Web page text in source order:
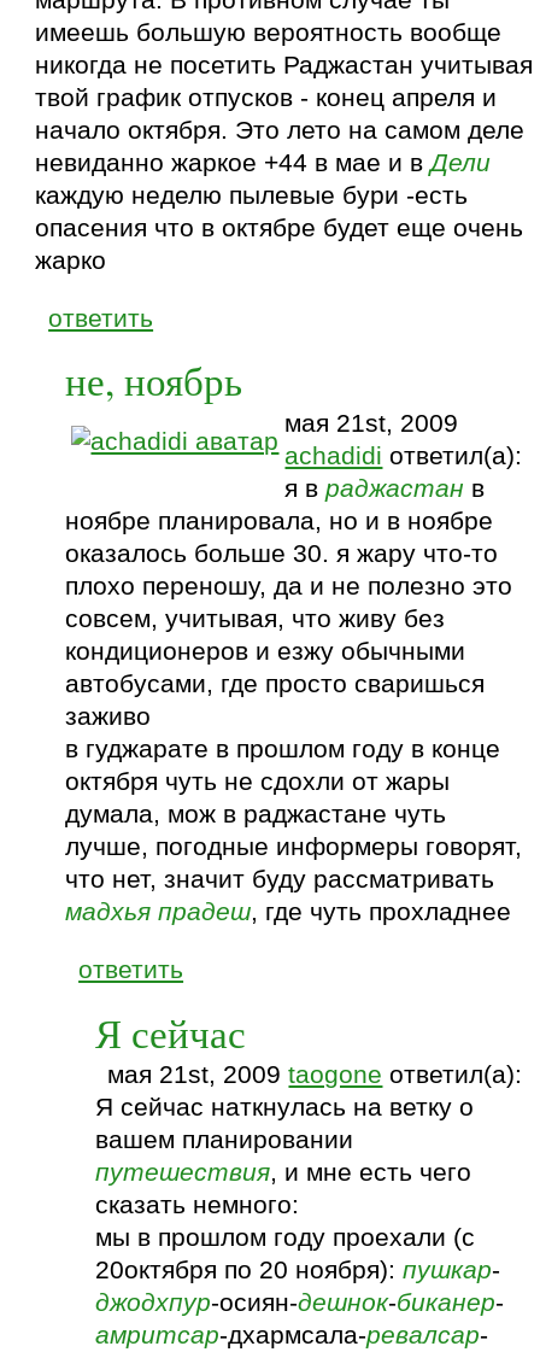
имеешь большую вероятность вообще
никогда не посетить Раджастан учитывая
твой график отпусков - конец апреля и
начало октября. Это лето на самом деле
невиданно жаркое +44 в мае и вДели
каждую неделю пылевые бури -есть
опасения что в октябре будет еще очень
жарко
ответить
не, ноябрь
мая 21st, 2009
achadidi ответил(а):
я враджастан в
ноябре планировала, но и в ноябре
оказалось больше 30. я жару что-то
плохо переношу, да и не полезно это
совсем, учитывая, что живу без
кондиционеров и езжу обычными
автобусами, где просто сваришься
заживо
в гуджарате в прошлом году в конце
октября чуть не сдохли от жары
думала, мож в раджастане чуть
лучше, погодные информеры говорят,
что нет, значит буду рассматривать
мадхья прадеш, где чуть прохладнее
ответить
Я сейчас
мая 21st, 2009taogone ответил(а):
Я сейчас наткнулась на ветку о
вашем планировании
путешествия, и мне есть чего
сказать немного:
мы в прошлом году проехали (с
20октября по 20 ноября):пушкар-
джодхпур-осиян-дешнок-биканер-
амритсар-дхармсала-ревалсар-